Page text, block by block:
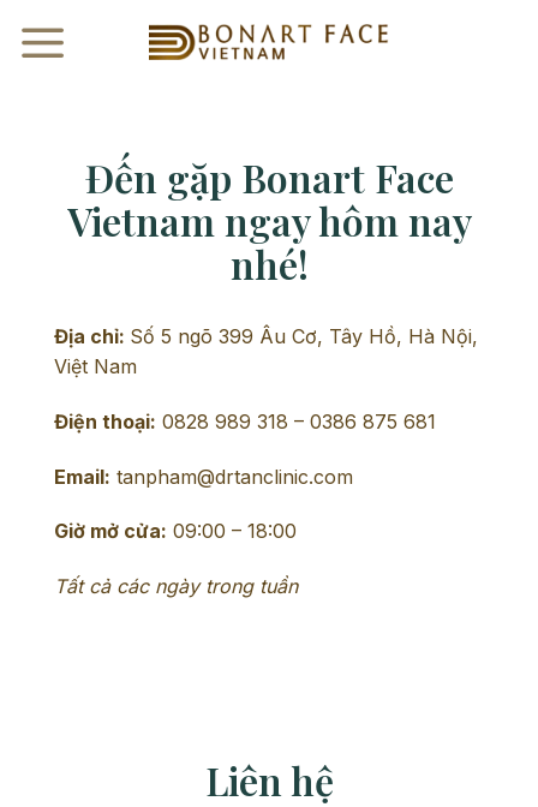
Đến gặp Bonart Face
Vietnam ngay hôm nay
nhé!
Địa chỉ: Số 5 ngõ 399 Âu Cơ, Tây Hồ, Hà Nội,
Việt Nam
Điện thoại: 0828 989 318 – 0386 875 681
Email: tanpham@drtanclinic.com
Giờ mở cửa: 09:00 – 18:00
Tất cả các ngày trong tuần
Liên hệ